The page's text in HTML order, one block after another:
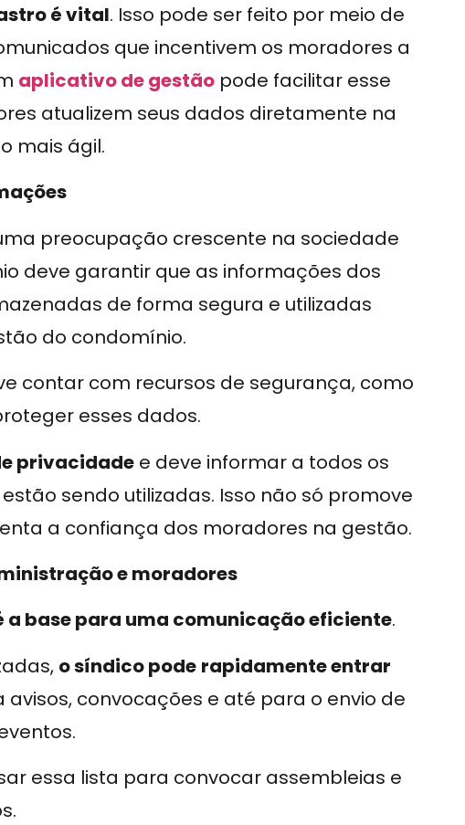
é vital. Isso pode ser feito por meio de
que incentivem os moradores a
aplicativo de gestão pode facilitar esse
atualizem seus dados diretamente na
mais ágil.
preocupação crescente na sociedade
deve garantir que as informações dos
de forma segura e utilizadas
do condomínio.
contar com recursos de segurança, como
esses dados.
privacidade e deve informar a todos os
sendo utilizadas. Isso não só promove
a confiança dos moradores na gestão.
e moradores
base para uma comunicação eficiente.
o síndico pode rapidamente entrar
avisos, convocações e até para o envio de
essa lista para convocar assembleias e